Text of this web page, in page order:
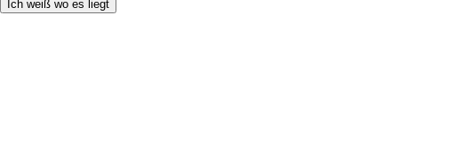
Ich weiß wo es liegt